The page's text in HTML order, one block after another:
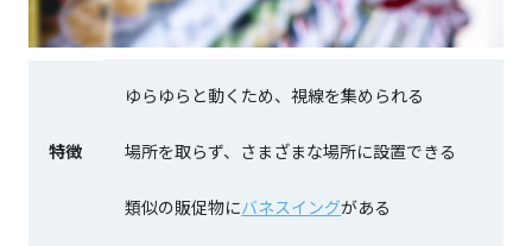
特徴
ゆらゆらと動くため、視線を集められる
場所を取らず、さまざまな場所に設置できる
類似の販促物にバネスイングがある